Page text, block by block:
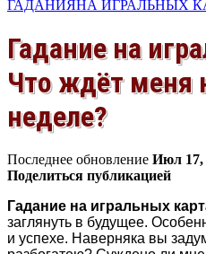
ГАДАНИЯНА ИГРАЛЬНЫХ
Гадание на
Что ждёт меня
неделе?
Последнее обновление Июл 17,
Поделиться публикацией
Гадание на игральных
заглянуть в будущее.
и успехе. Наверняка вы